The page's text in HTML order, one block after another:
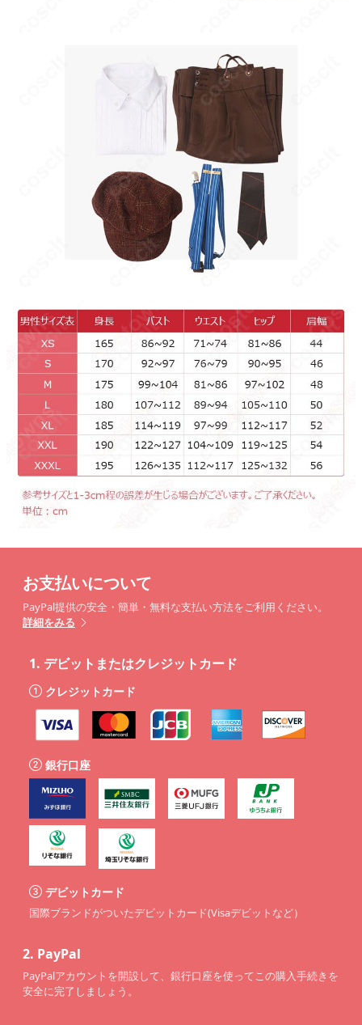
お支払いについて
PayPal提供の安全・簡単・無料な支払い方法をご利用ください。
詳細をみる
1. デビットまたはクレジットカード
クレジットカード
銀行口座
デビットカード
国際ブランドがついたデビットカード(Visaデビットなど）
2. PayPal
PayPalアカウントを開設して、銀行口座を使ってこの購入手続きを
安全に完了しましょう。